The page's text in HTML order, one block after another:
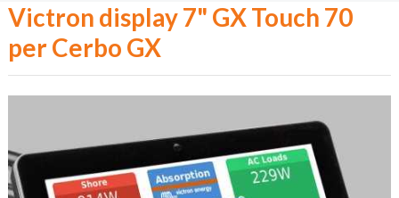
Victron display 7" GX Touch 70
per Cerbo GX